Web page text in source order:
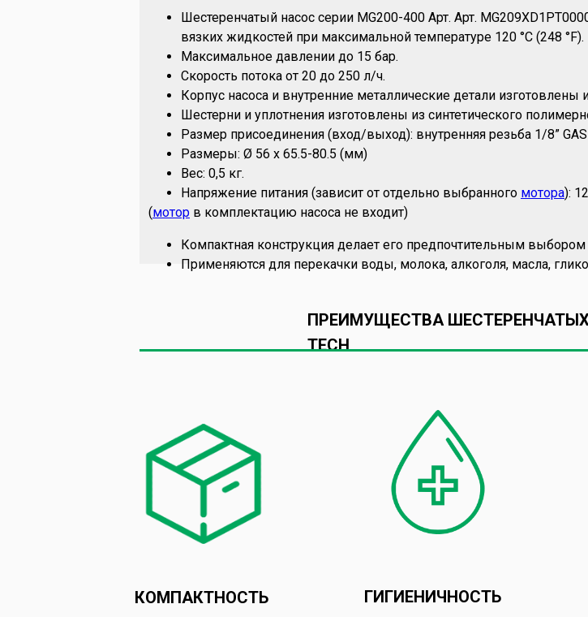
Шестеренчатый насос серии MG200-400 Арт. Арт.
вязких жидкостей при максимальной температуре 120 °C (248 °F).
Максимальное давлении до 15 бар.
Скорость потока от 20 до 250 л/ч.
Корпус насоса и внутренние металлические детали
Шестерни и уплотнения изготовлены из синтетического
Размер присоединения (вход/выход): внутренняя резьба 1/8” GAS
Размеры: Ø 56 х 65.5-80.5 (мм)
Вес: 0,5 кг.
Напряжение питания (зависит от отдельно выбранного мотора):
(мотор в комплектацию насоса не входит)
Компактная конструкция делает его предпочтительным выбором
Применяются для перекачки воды, молока, алкоголя, масла,
ПРЕИМУЩЕСТВА ШЕСТЕРЕНЧАТЫХ
TECH
КОМПАКТНОСТЬ ГИГИЕНИЧНОСТЬ